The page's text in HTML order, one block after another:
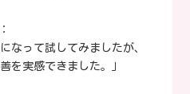
なって試してみましたが、
を実感できました。」